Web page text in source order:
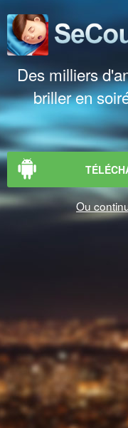
Des milliers
briller en
Ou